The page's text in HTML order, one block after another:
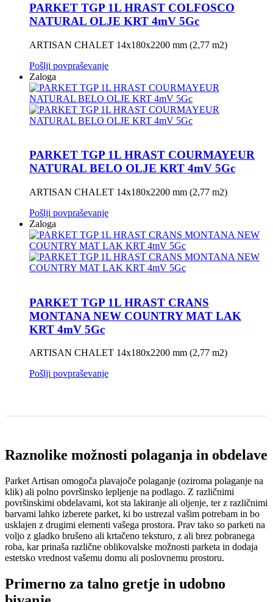
PARKET TGP 1L HRAST COLFOSCO
NATURAL OLJE KRT 4mV 5Gc
ARTISAN CHALET 14x180x2200 mm (2,77 m2)
Pošlji povpraševanje
Zaloga
PARKET TGP 1L HRAST COURMAYEUR
NATURAL BELO OLJE KRT 4mV 5Gc
ARTISAN CHALET 14x180x2200 mm (2,77 m2)
Pošlji povpraševanje
Zaloga
PARKET TGP 1L HRAST CRANS
MONTANA NEW COUNTRY MAT LAK
KRT 4mV 5Gc
ARTISAN CHALET 14x180x2200 mm (2,77 m2)
Pošlji povpraševanje
Raznolike možnosti polaganja in obdelave
Parket Artisan omogoča plavajoče polaganje (oziroma polaganje na
klik) ali polno površinsko lepljenje na podlago. Z različnimi
površinskimi obdelavami, kot sta lakiranje ali oljenje, ter z različnimi
barvami lahko izberete parket, ki bo ustrezal vašim potrebam in bo
usklajen z drugimi elementi vašega prostora. Prav tako so parketi na
voljo z gladko brušeno ali krtačeno teksturo, z ali brez pobranega
roba, kar prinaša različne oblikovalske možnosti parketa in dodaja
estetsko vrednost vašemu domu ali poslovnemu prostoru.
Primerno za talno gretje in udobno